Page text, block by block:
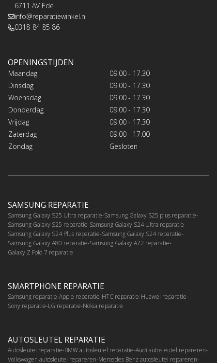
6711 AV Ede
info@reparatiewinkel.nl
0318-84 85 86
OPENINGSTIJDEN
Maandag
09.00 - 17.30
Dinsdag
09.00 - 17.30
Woensdag
09.00 - 17.30
Donderdag
09.00 - 17.30
Vrijdag
09.00 - 17.30
Zaterdag
09.00 - 17.00
Zondag
Gesloten
SAMSUNG REPARATIE
Samsung Galaxy S25 Ultra reparatie Samsung Galaxy S25 plus reparatie
Samsung Galaxy S25 reparatie Samsung Galaxy S24 Ultra reparatie
Samsung Galaxy S24 Plus reparatie Samsung Galaxy S24 reparatie
Samsung Galaxy A80 reparatie Samsung Galaxy A72 reparatie
Galaxy Z Fold 7 reparatie
SMARTPHONE REPARATIE
Samsung reparatie Apple reparatie HTC reparatie Huawei reparatie
Sony reparatie LG reparatie Nokia reparatie
AUTOSLEUTEL REPARATIE
Autosleutel reparatie BMW autosleutel reparatie Audi autosleutel repareren
Volkswagen autosleutel repareren Mercedes Benz autosleutel repareren